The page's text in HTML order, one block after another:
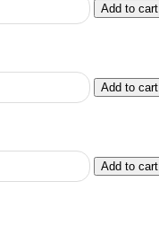
Add to cart
Add to cart
Add to cart